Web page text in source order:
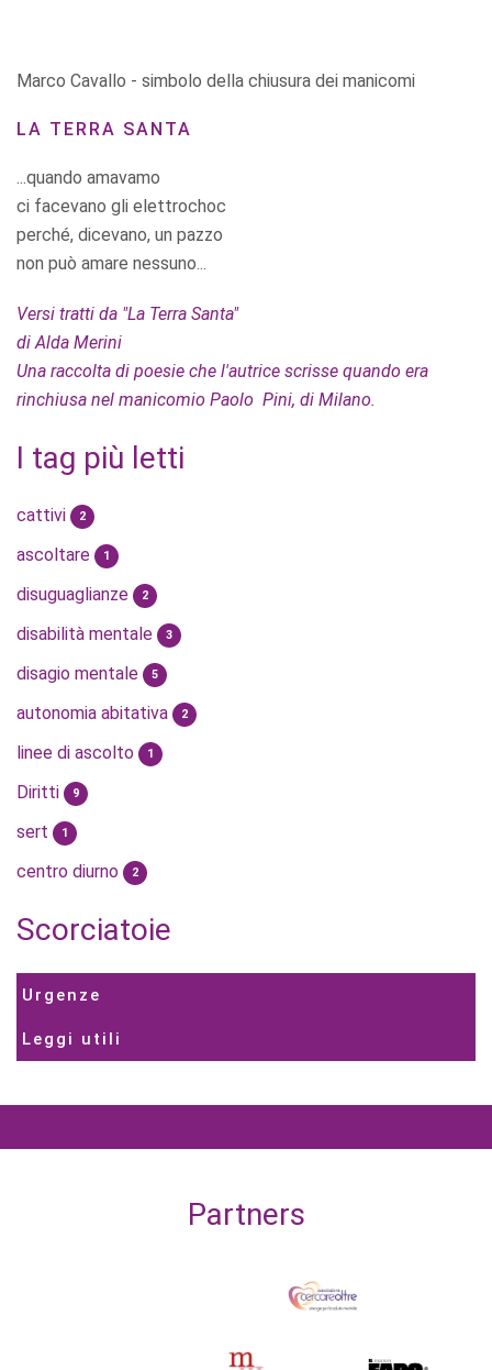
Marco Cavallo - simbolo della chiusura dei manicomi
LA TERRA SANTA
...quando amavamo
ci facevano gli elettrochoc
perché, dicevano, un pazzo
non può amare nessuno...
Versi tratti da "La Terra Santa"
di Alda Merini
Una raccolta di poesie che l'autrice scrisse quando era
rinchiusa nel manicomio Paolo Pini, di Milano.
I tag più letti
cattivi 2
ascoltare 1
disuguaglianze 2
disabilità mentale 3
disagio mentale 5
autonomia abitativa 2
linee di ascolto 1
Diritti 9
sert 1
centro diurno 2
Scorciatoie
Urgenze
Leggi utili
Partners